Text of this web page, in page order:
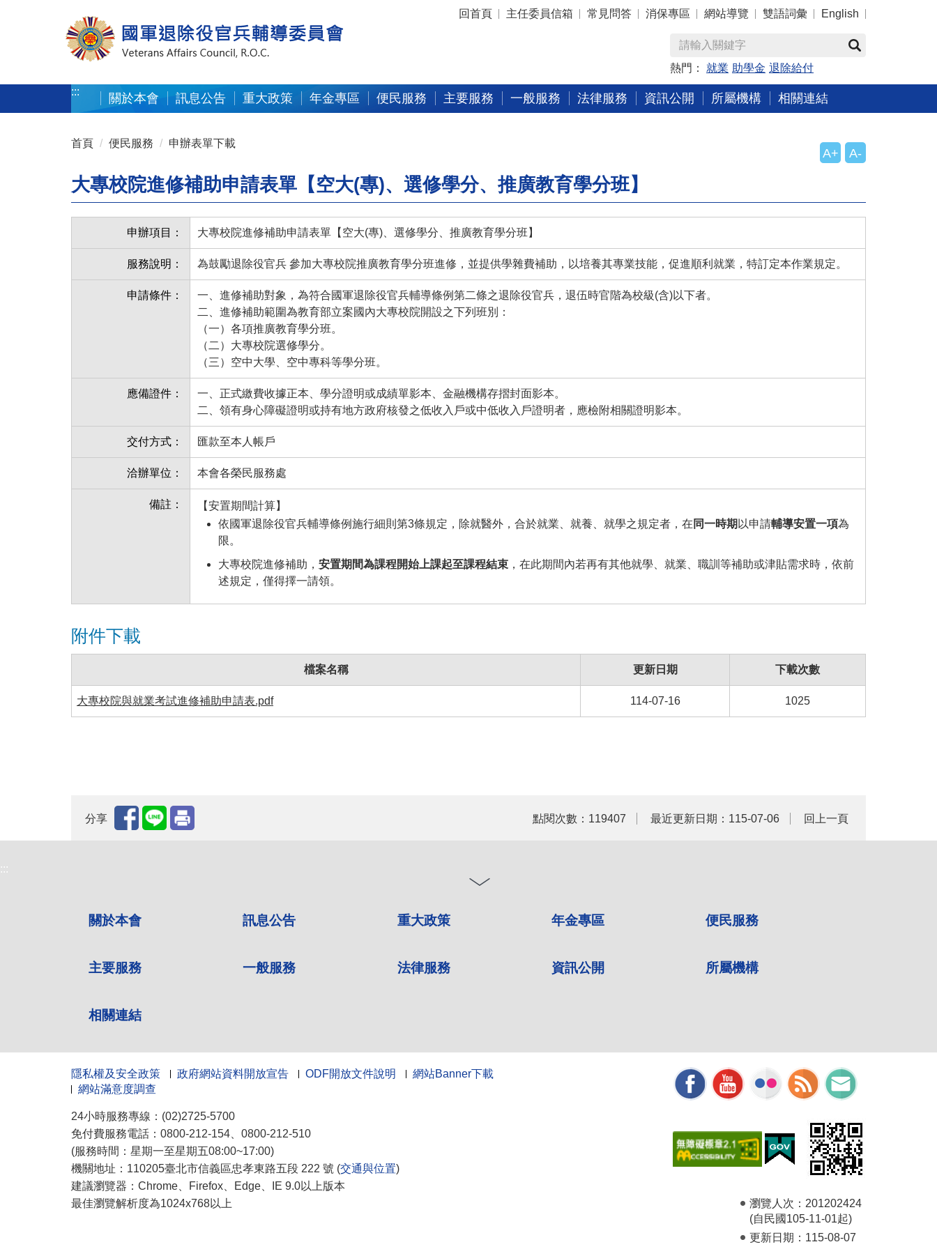
:::
回首頁 主任委員信箱 常見問答 消保專區 網站導覽 雙語詞彙 English
熱門： 就業 助學金 退除給付
:::
關於本會 訊息公告 重大政策 年金專區 便民服務 主要服務 一般服務 法律服務 資訊公開 所屬機構 相關連結
首頁 便民服務 申辦表單下載
A+ A-
大專校院進修補助申請表單【空大(專)、選修學分、推廣教育學分班】
申辦項目： 大專校院進修補助申請表單【空大(專)、選修學分、推廣教育學分班】
服務說明： 為鼓勵退除役官兵 參加大專校院推廣教育學分班進修，並提供學雜費補助，以培養其專業技能，促進順利就業，特訂定本作業規定。
申請條件：
一、進修補助對象，為符合國軍退除役官兵輔導條例第二條之退除役官兵，退伍時官階為校級(含)以下者。
二、進修補助範圍為教育部立案國內大專校院開設之下列班別：
（一）各項推廣教育學分班。
（二）大專校院選修學分。
（三）空中大學、空中專科等學分班。
應備證件：
一、正式繳費收據正本、學分證明或成績單影本、金融機構存摺封面影本。
二、領有身心障礙證明或持有地方政府核發之低收入戶或中低收入戶證明者，應檢附相關證明影本。
交付方式： 匯款至本人帳戶
洽辦單位： 本會各榮民服務處
備註：
【安置期間計算】
依國軍退除役官兵輔導條例施行細則第3條規定，除就醫外，合於就業、就養、就學之規定者，在 同一時期 以申請輔導安置一項為
限。
大專校院進修補助， 安置期間為課程開始上課起至課程結束 ，在此期間內若再有其他就學、就業、職訓等補助或津貼需求時，依前
述規定，僅得擇一請領。
附件下載
檔案名稱 更新日期 下載次數
大專校院與就業考試進修補助申請表.pdf 114-07-16 1025
分享 點閱次數：119407 最近更新日期：115-07-06 回上一頁
:::
關於本會 訊息公告 重大政策 年金專區 便民服務
主要服務 一般服務 法律服務 資訊公開 所屬機構
相關連結
隱私權及安全政策 政府網站資料開放宣告 ODF開放文件說明
網站Banner下載
網站滿意度調查
24小時服務專線：(02)2725-5700
免付費服務電話：0800-212-154、0800-212-510
(服務時間：星期一至星期五08:00~17:00)
機關地址：110205臺北市信義區忠孝東路五段 222 號 (交通與位置)
建議瀏覽器：Chrome、Firefox、Edge、IE 9.0以上版本
最佳瀏覽解析度為1024x768以上
瀏覽人次： 201202424
(自民國105-11-01起)
更新日期： 115-08-07